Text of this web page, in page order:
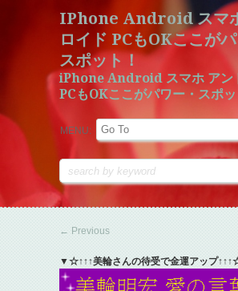
IPhone Android スマ
ロイド PCもOKここがパ
スポット！
iPhone Android スマホ アン
PCもOKここがパワー・スポッ
MENU:
← Previous
▼☆↑↑↑美輪さんの待受で金運アップ